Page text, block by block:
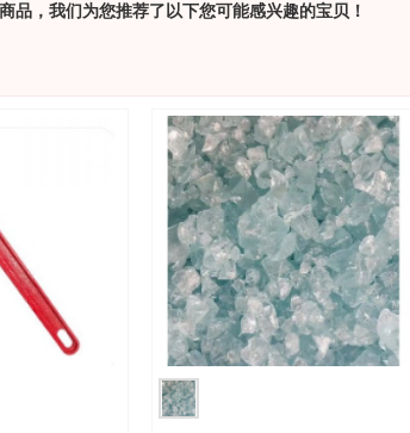
品，我们为您推荐了以下您可能感兴趣的宝贝！